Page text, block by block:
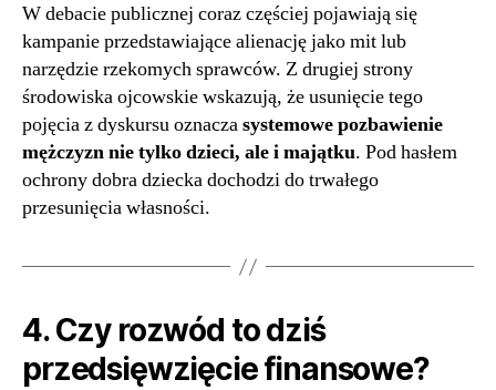
W debacie publicznej coraz częściej pojawiają się
kampanie przedstawiające alienację jako mit lub
narzędzie rzekomych sprawców. Z drugiej strony
środowiska ojcowskie wskazują, że usunięcie tego
pojęcia z dyskursu oznaczasystemowe pozbawienie
mężczyzn nie tylko dzieci, ale i majątku. Pod hasłem
ochrony dobra dziecka dochodzi do trwałego
przesunięcia własności.
4. Czy rozwód to dziś
przedsięwzięcie finansowe?